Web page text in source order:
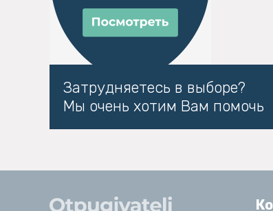
Затрудняетесь в выборе?
Мы очень хотим Вам помочь